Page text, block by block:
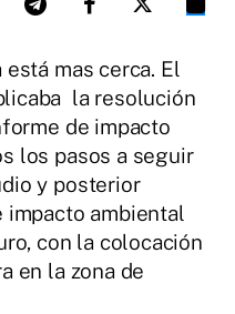
mas cerca. El
la resolución
de impacto
los pasos a seguir
y posterior
ambiental
con la colocación
en la zona de